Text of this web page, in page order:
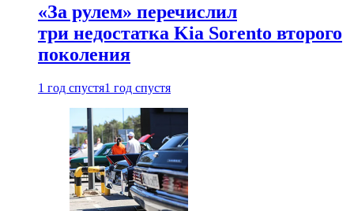
«За рулем» перечислил
три недостатка Kia Sorento второго
поколения
1 год спустя1 год спустя